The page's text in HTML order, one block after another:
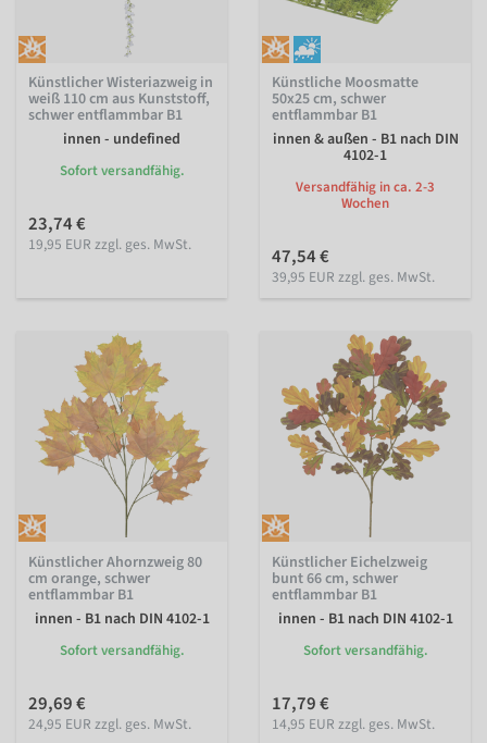
Künstlicher Wisteriazweig in
weiß 110 cm aus Kunststoff,
schwer entflammbar B1
innen - undefined
Sofort versandfähig.
23,74 €
19,95 EUR zzgl. ges. MwSt.
Künstliche Moosmatte
50x25 cm, schwer
entflammbar B1
innen & außen - B1 nach DIN
4102-1
Versandfähig in ca. 2-3
Wochen
47,54 €
39,95 EUR zzgl. ges. MwSt.
Künstlicher Ahornzweig 80
cm orange, schwer
entflammbar B1
innen - B1 nach DIN 4102-1
Sofort versandfähig.
29,69 €
24,95 EUR zzgl. ges. MwSt.
Künstlicher Eichelzweig
bunt 66 cm, schwer
entflammbar B1
innen - B1 nach DIN 4102-1
Sofort versandfähig.
17,79 €
14,95 EUR zzgl. ges. MwSt.